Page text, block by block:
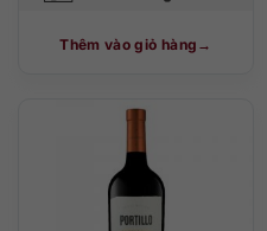
Thêm vào giỏ hàng